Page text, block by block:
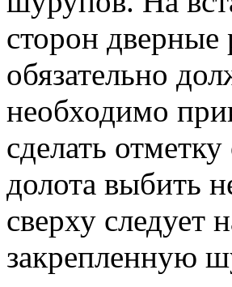
сторон дверные
обязательно
необходимо
сделать
долота выбить
сверху следует
закрепленную